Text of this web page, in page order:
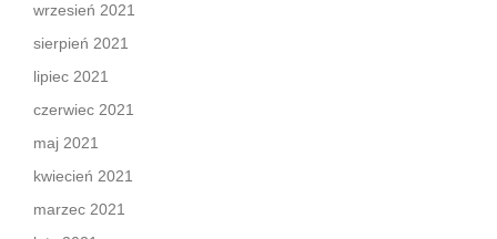
wrzesień 2021
sierpień 2021
lipiec 2021
czerwiec 2021
maj 2021
kwiecień 2021
marzec 2021